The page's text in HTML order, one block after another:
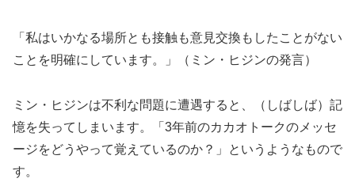
「私はいかなる場所とも接触も意見交換もしたことがない
ことを明確にしています。」（ミン・ヒジンの発言）
ミン・ヒジンは不利な問題に遭遇すると、（しばしば）記
憶を失ってしまいます。「3年前のカカオトークのメッセ
ージをどうやって覚えているのか？」というようなもので
す。